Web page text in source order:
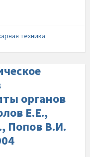
техника
органов
Е.Е.,
Попов В.И.